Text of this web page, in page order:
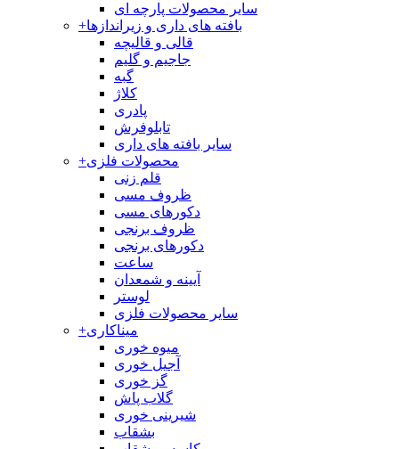
سایر محصولات پارچه ای
+بافته های داری و زیراندازها
قالی و قالیچه
جاجیم و گلیم
گبه
کلاژ
پادری
تابلوفرش
سایر بافته های داری
+محصولات فلزی
قلم زنی
ظروف مسی
دکورهای مسی
ظروف برنجی
دکورهای برنجی
ساعت
آیینه و شمعدان
لوستر
سایر محصولات فلزی
+میناکاری
میوه خوری
آجیل خوری
گز خوری
گلاب پاش
شیرینی خوری
بشقاب